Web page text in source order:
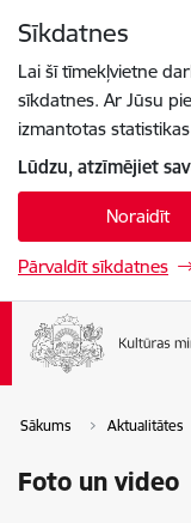
Sīkdatnes
Lai šī tīmekļvietne
sīkdatnes. Ar Jūsu
izmantotas
Lūdzu, atzīmējiet
Noraidīt
Pārvaldīt sīkdatnes
Sākums Aktualitātes
Foto un video